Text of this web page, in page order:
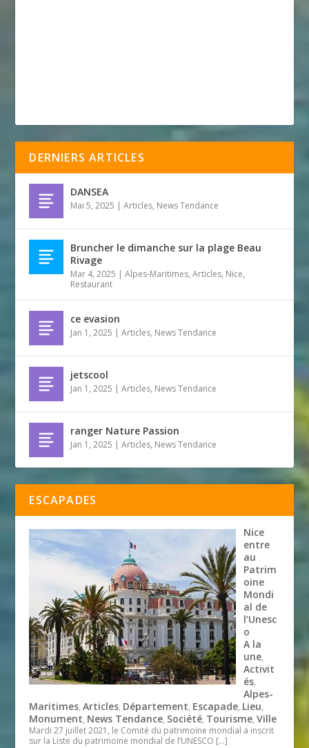
DERNIERS ARTICLES
DANSEA
Mai 5, 2025 |Articles, News Tendance
Bruncher le dimanche sur la plage Beau
Rivage
Mar 4, 2025 |Alpes-Maritimes,Articles, Nice,
Restaurant
ce evasion
Jan 1, 2025 |Articles, News Tendance
jetscool
Jan 1, 2025 |Articles, News Tendance
ranger Nature Passion
Jan 1, 2025 |Articles, News Tendance
ESCAPADES
Nice
entre
au
Patrim
oine
Mondi
al de
l’Unesc
o
A la
une,
Activit
és,
Alpes-
Maritimes,Articles, Département, Escapade, Lieu,
Monument, News Tendance, Société, Tourisme,Ville
Mardi 27 juillet 2021, le Comité du patrimoine mondial a inscrit
sur la Liste du patrimoine mondial de l’UNESCO […]